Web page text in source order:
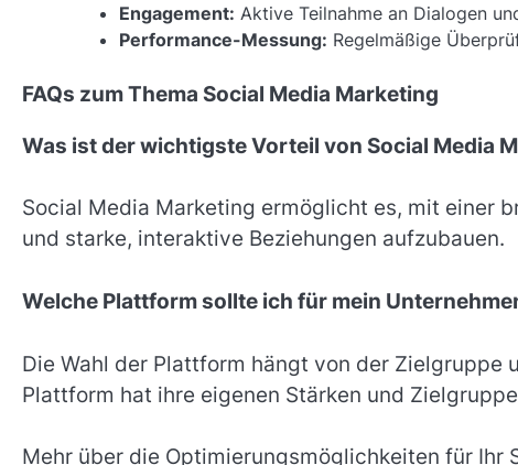
Engagement: Aktive Teilnahme an Dialogen
Performance-Messung: Regelmäßige
FAQs zum Thema Social Media Marketing
Was ist der wichtigste Vorteil von Social Media
Social Media Marketing ermöglicht es, mit einer
und starke, interaktive Beziehungen aufzubauen.
Welche Plattform sollte ich für mein
Die Wahl der Plattform hängt von der Zielgruppe
Plattform hat ihre eigenen Stärken und
Mehr über die Optimierungsmöglichkeiten für Ihr